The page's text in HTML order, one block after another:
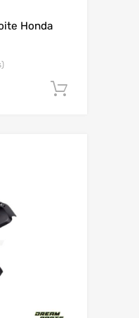
Honda